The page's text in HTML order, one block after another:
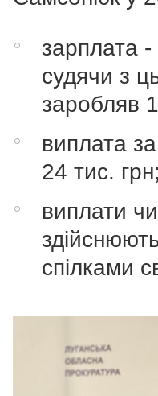
зарплата
судячи з
заробляв
виплата
24 тис. грн;
виплати
спілками